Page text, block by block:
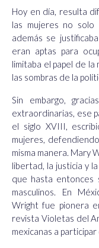
Hoy en día, resulta
las mujeres no
además se
eran aptas para
limitaba el papel de
las sombras de la
Sin embargo,
extraordinarias, ese
el siglo XVIII,
mujeres,
misma manera. Mary
libertad, la justicia y
que hasta entonces
masculinos. En
Wright fue pionera
revista Violetas del
mexicanas a participar